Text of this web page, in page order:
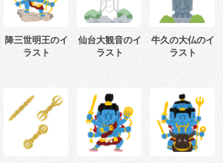
降三世明王のイ
ラスト
仙台大観音のイ
ラスト
牛久の大仏のイ
ラスト